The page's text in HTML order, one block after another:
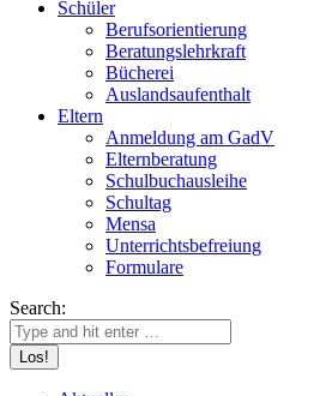
Schüler
Berufsorientierung
Beratungslehrkraft
Bücherei
Auslandsaufenthalt
Eltern
Anmeldung am GadV
Elternberatung
Schulbuchausleihe
Schultag
Mensa
Unterrichtsbefreiung
Formulare
Search: